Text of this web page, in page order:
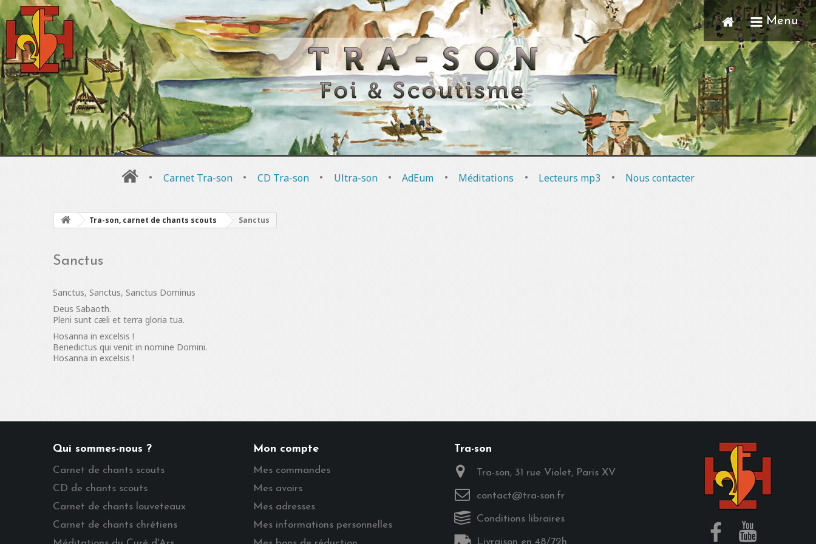
Menu
• Carnet Tra-son • CD Tra-son • Ultra-son • AdEum • Méditations • Lecteurs mp3 • Nous contacter
Tra-son, carnet de chants scouts Sanctus
Sanctus
Sanctus, Sanctus, Sanctus Dominus
Deus Sabaoth.
Pleni sunt cæli et terra gloria tua.
Hosanna in excelsis !
Benedictus qui venit in nomine Domini.
Hosanna in excelsis !
Qui sommes-nous ?
Carnet de chants scouts
CD de chants scouts
Carnet de chants louveteaux
Carnet de chants chrétiens
Mon compte
Mes commandes
Mes avoirs
Mes adresses
Mes informations personnelles
Tra-son
Tra-son, 31 rue Violet, Paris XV
contact@tra-son.fr
Conditions libraires